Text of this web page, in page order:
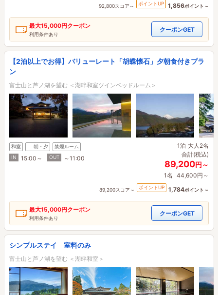
92,800スコア～ ポイントUP 1,856ポイント～
最大15,000円クーポン
利用条件あり
クーポンGET
【2泊以上でお得】バリューレート「胡蝶懐石」夕朝食付きプラ
ン
富士山と芦ノ湖を望む ＜湖畔和室ツインベッドルーム＞
和室 朝・夕
禁煙ルーム
IN
15:00～ OUT ～11:00
1泊 大人2名
合計(税込)
89,200円～
1名 44,600円～
89,200スコア～ ポイントUP 1,784ポイント～
最大15,000円クーポン
利用条件あり
クーポンGET
シンプルステイ 室料のみ
富士山と芦ノ湖を望む ＜湖畔和室＞